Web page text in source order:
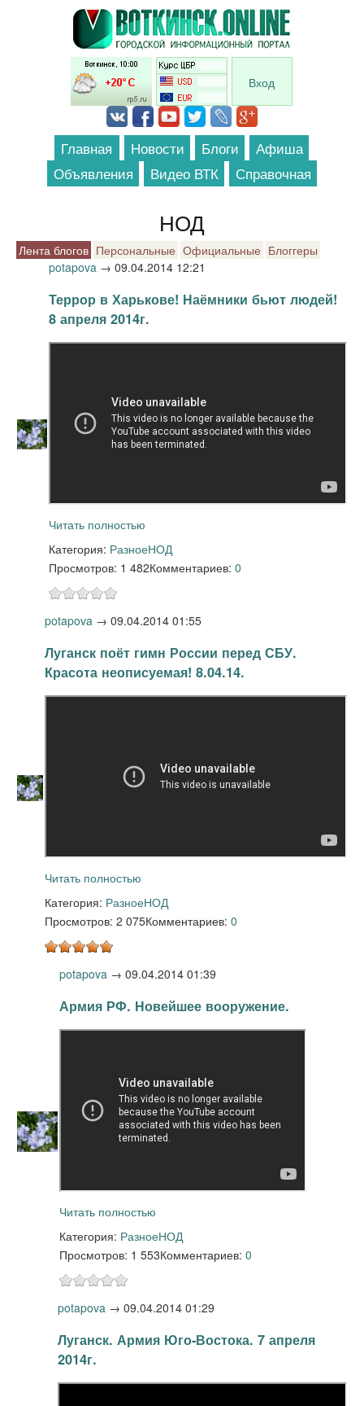
Перейти к основному содержанию
Вход
Главная Новости Блоги
Афиша
Объявления
Видео ВТК Справочная
НОД
Лента блогов Персональные Официальные Блоггеры
potapova → 09.04.2014 12:21
Террор в Харькове! Наёмники бьют людей!
8 апреля 2014г.
Читать полностью
Категория: РазноеНОД
Просмотров: 1 482Комментариев: 0
potapova → 09.04.2014 01:55
Луганск поёт гимн России перед СБУ.
Красота неописуемая! 8.04.14.
Читать полностью
Категория: РазноеНОД
Просмотров: 2 075Комментариев: 0
potapova → 09.04.2014 01:39
Армия РФ. Новейшее вооружение.
Читать полностью
Категория: РазноеНОД
Просмотров: 1 553Комментариев: 0
potapova → 09.04.2014 01:29
Луганск. Армия Юго-Востока. 7 апреля
2014г.